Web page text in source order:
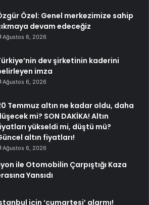
Özel: Genel merkezimize sahip
devam edeceğiz
Ağustos 6, 2026
dev şirketinin kaderini
imza
Ağustos 6, 2026
Temmuz altın ne kadar oldu, daha
mi? SON DAKİKA! Altın
yükseldi mi, düştü mü?
altın fiyatları!
Ağustos 6, 2026
ile Otomobilin Çarpıştığı Kaza
Yansıdı
için ‘cumartesi’ alarmı!